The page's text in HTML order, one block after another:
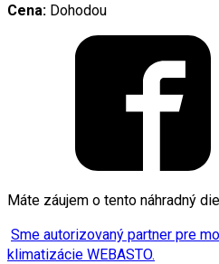
Cena: Dohodou
Máte záujem o tento náhradný
Sme autorizovaný partner pre
klimatizácie WEBASTO.